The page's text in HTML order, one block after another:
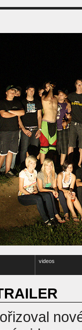
videos